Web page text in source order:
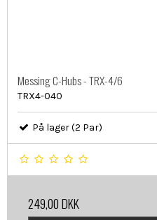
Messing C-Hubs - TRX-4/6
TRX4-040
På lager (2 Par)
249,00 DKK